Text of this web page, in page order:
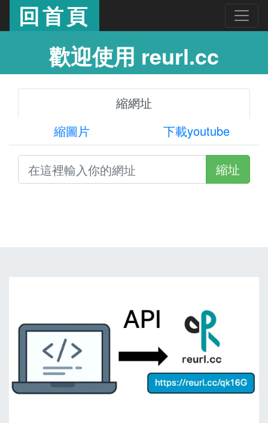
回首頁
歡迎使用 reurl.cc
縮網址
縮圖片
下載youtube
縮址